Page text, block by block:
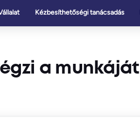
Kézbesíthetőségi tanácsadás
a